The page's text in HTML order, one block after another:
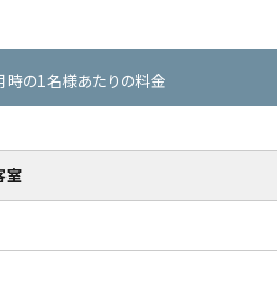
時の1名様あたりの料金
室